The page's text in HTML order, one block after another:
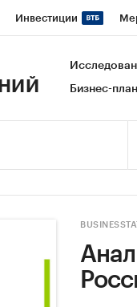
Инвестиции
Кредитные рейтинги
Бизнес-